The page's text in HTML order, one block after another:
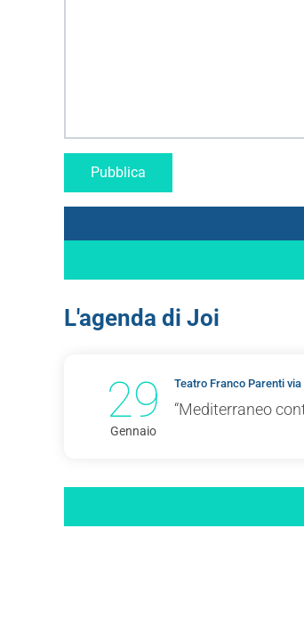
L'agenda di Joi
29
Gennaio
Teatro Franco Parenti
“Mediterraneo